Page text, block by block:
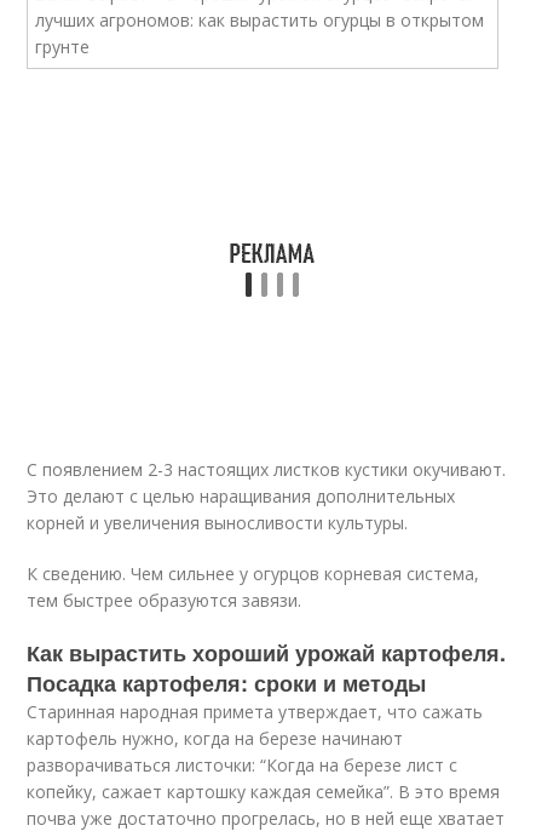
С появлением 2-3 настоящих листков кустики окучивают.
Это делают с целью наращивания дополнительных
корней и увеличения выносливости культуры.
К сведению. Чем сильнее у огурцов корневая система,
тем быстрее образуются завязи.
Как вырастить хороший урожай картофеля.
Посадка картофеля: сроки и методы
Старинная народная примета утверждает, что сажать
картофель нужно, когда на березе начинают
разворачиваться листочки: “Когда на березе лист с
копейку, сажает картошку каждая семейка”. В это время
почва уже достаточно прогрелась, но в ней еще хватает